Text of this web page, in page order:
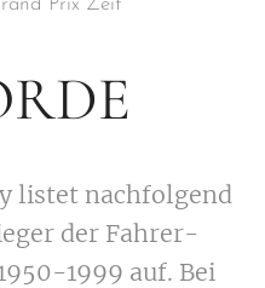
Prix Zeit
listet nachfolgend
der Fahrer-
1999 auf. Bei